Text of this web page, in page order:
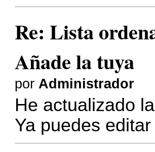
Re: Lista
Añade la tuya
por Administrador
He actualizado
Ya puedes